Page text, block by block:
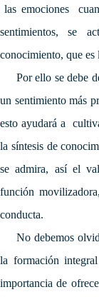
las emociones
sentimientos, se
conocimiento, que es
Por ello se debe
un sentimiento más
esto ayudará a
la síntesis de
se admira, así el
función
conducta.
No debemos
la formación
importancia de